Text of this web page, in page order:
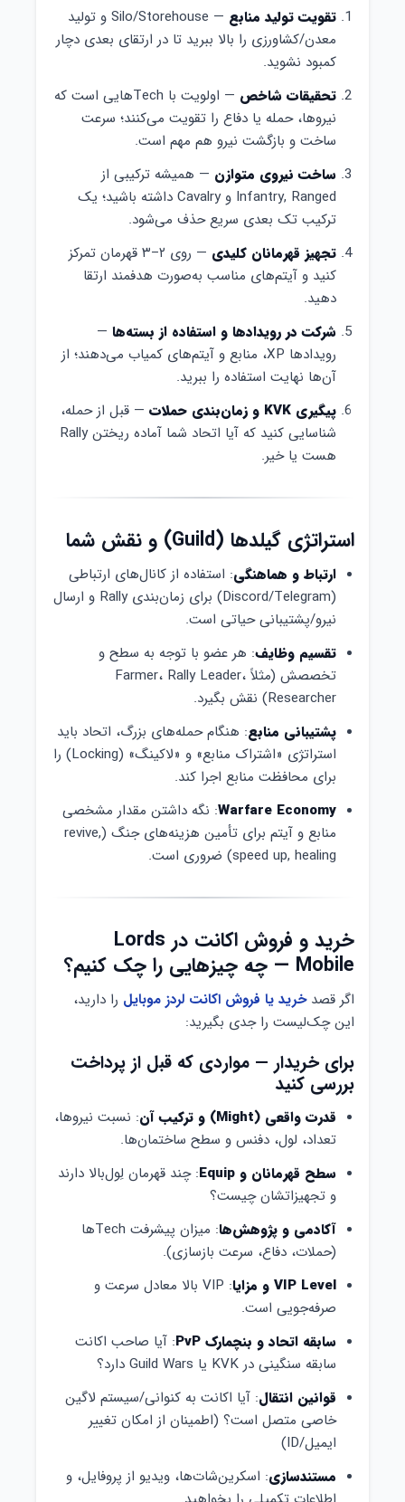
تقویت تولید منابع
— Silo/Storehouse و تولید
معدن/کشاورزی را بالا ببرید تا در ارتقای بعدی دچار
کمبود نشوید.
تحقیقات شاخص
— اولویت با Techهایی است که
نیروها، حمله یا دفاع را تقویت می‌کنند؛ سرعت
ساخت و بازگشت نیرو هم مهم است.
ساخت نیروی متوازن — همیشه ترکیبی از
Infantry, Ranged و Cavalry داشته باشید؛ یک
ترکیب تک بعدی سریع حذف می‌شود.
تجهیز قهرمانان کلیدی
— روی ۲–۳ قهرمان تمرکز
کنید و آیتم‌های مناسب به‌صورت هدفمند ارتقا
دهید.
شرکت در رویدادها و استفاده از بسته‌ها —
رویدادها XP، منابع و آیتم‌های کمیاب می‌دهند؛ از
آن‌ها نهایت استفاده را ببرید.
پیگیری KVK و زمان‌بندی حملات
— قبل از حمله،
شناسایی کنید که آیا اتحاد شما آماده ریختن Rally
هست یا خیر.
استراتژی گیلد‌ها (Guild) و نقش شما
ارتباط و هماهنگی: استفاده از کانال‌های ارتباطی
(Discord/Telegram) برای زمان‌بندی Rally و ارسال
نیرو/پشتیبانی حیاتی است.
تقسیم وظایف: هر عضو با توجه به سطح و
تخصصش (مثلاً Farmer، Rally Leader،
Researcher) نقش بگیرد.
پشتیبانی منابع: هنگام حمله‌های بزرگ، اتحاد باید
استراتژی «اشتراک منابع» و «لاکینگ» (Locking) را
برای محافظت منابع اجرا کند.
Warfare Economy: نگه داشتن مقدار مشخصی
منابع و آیتم برای تأمین هزینه‌های جنگ (revive,
speed up, healing) ضروری است.
خرید و فروش اکانت در Lords
Mobile — چه چیزهایی را چک کنیم؟
اگر قصدخرید یا فروش اکانت لردز موبایل را دارید،
این چک‌لیست را جدی بگیرید:
برای خریدار — مواردی که قبل از پرداخت
بررسی کنید
قدرت واقعی (Might) و ترکیب آن
: نسبت نیروها،
تعداد، لول‌، دفنس و سطح ساختمان‌ها.
سطح قهرمانان و Equip
: چند قهرمان لِول‌بالا دارند
و تجهیزاتشان چیست؟
آکادمی و پژوهش‌ها
: میزان پیشرفت Techها
(حملات، دفاع، سرعت بازسازی).
VIP Level و مزایا
: VIP بالا معادل سرعت و
صرفه‌جویی است.
سابقه اتحاد و بنچمارک PvP
: آیا صاحب اکانت
سابقه سنگینی در KVK یا Guild Wars دارد؟
قوانین انتقال: آیا اکانت به کنوانی/سیستم لاگین
خاصی متصل است؟ (اطمینان از امکان تغییر
ایمیل/ID)
مستندسازی: اسکرین‌شات‌ها، ویدیو از پروفایل، و